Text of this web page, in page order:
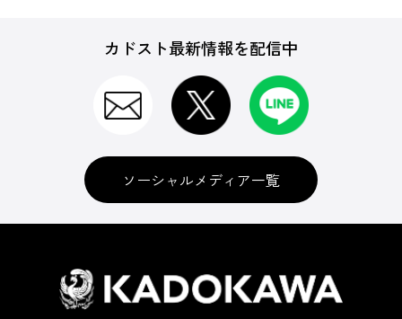
カドスト最新情報を配信中
ソーシャルメディア一覧